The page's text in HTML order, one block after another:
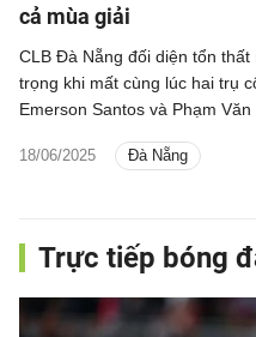
cả mùa giải
18/06/2025 Đà Nẵng
CLB Đà Nẵng đối diện tổn thất
trọng khi mất cùng lúc hai trụ
Emerson Santos và Phạm Văn
Trực tiếp bóng